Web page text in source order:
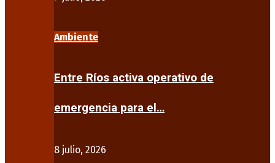
Ambiente
Entre Ríos activa operativo de
emergencia para el…
8 julio, 2026